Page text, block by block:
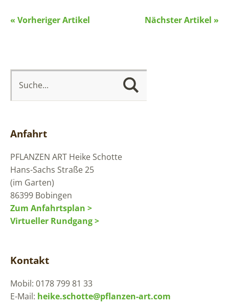
Nächster Artikel »
« Vorheriger Artikel
Anfahrt
PFLANZEN ART Heike Schotte
Hans-Sachs Straße 25
(im Garten)
86399 Bobingen
Zum Anfahrtsplan >
Virtueller Rundgang >
Kontakt
Mobil: 0178 799 81 33
E-Mail: heike.schotte@pflanzen-art.com